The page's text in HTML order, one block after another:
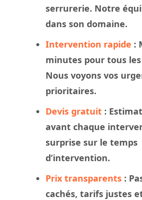
serrurerie. Notre
dans son domaine.
Intervention rapide :
minutes pour tous
Nous voyons vos
prioritaires.
Devis gratuit :
avant chaque
surprise sur le temps
d’intervention.
Prix transparents :
cachés, tarifs justes